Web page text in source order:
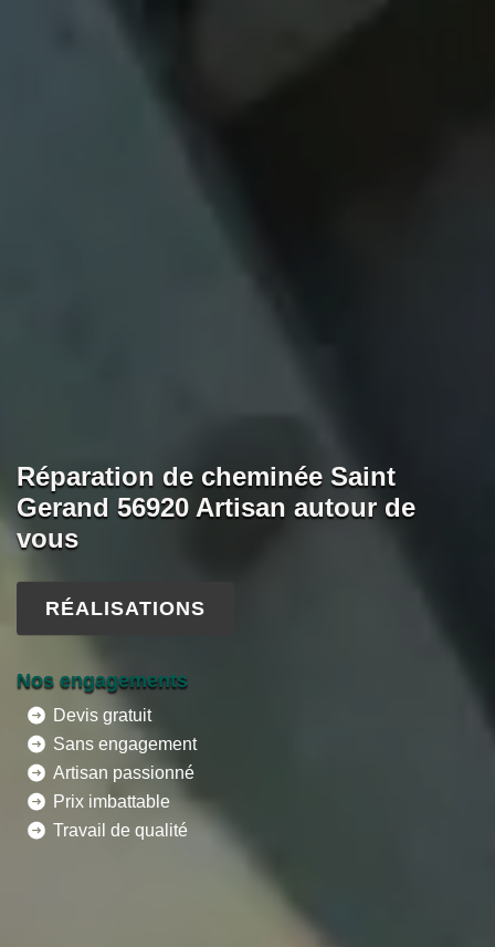
Réparation de cheminée Saint
Gerand 56920 Artisan autour de
vous
RÉALISATIONS
Nos engagements
Devis gratuit
Sans engagement
Artisan passionné
Prix imbattable
Travail de qualité